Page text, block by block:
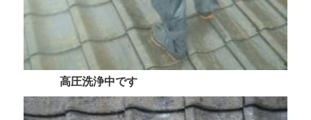
高圧洗浄中です